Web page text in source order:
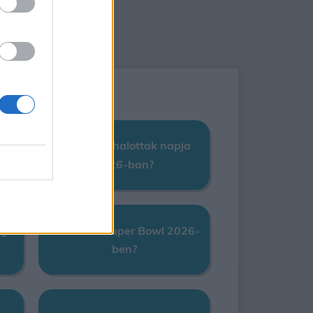
Mikor lesz halottak napja
2026-ban?
Mikor lesz Super Bowl 2026-
ben?